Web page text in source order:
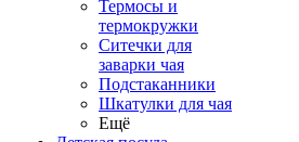
Термосы и
термокружки
Ситечки для
заварки чая
Подстаканники
Шкатулки для чая
Ещё